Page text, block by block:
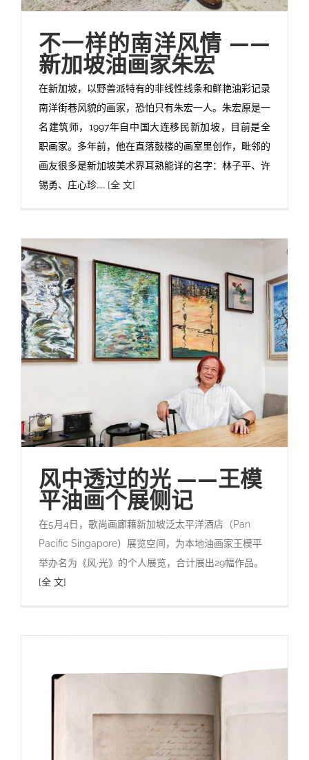
不一样的南洋风情 ——
新加坡油画家朱宏
在新加坡，以野兽派特有的非线性线条和鲜艳油彩记录
南洋街巷风貌的画家，恐怕只有朱宏一人。朱宏原是一
名建筑师，1997年自中国大连移民新加坡，目前是全
职画家。多年前，他在直落鼓楼的画室里创作，毗邻的
画友很多是新加坡美术界耳熟能详的名字：林子平、许
锡勇、庄心珍…… [全 文]
风中透过的光 ——王模
平油画个展侧记
在5月4日，歌尚画廊藉新加坡泛太平洋酒店（Pan
Pacific Singapore）展览空间，为本地油画家王模平
举办名为《风·光》的个人展览，合计展出29幅作品。
[全 文]